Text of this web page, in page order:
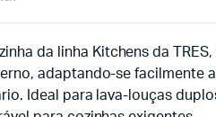
da linha Kitchens da
adaptando-se facilmente
Ideal para lava-louças